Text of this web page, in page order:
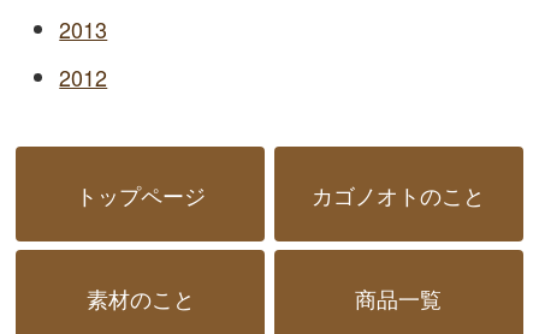
2013
2012
トップページ カゴノオトのこと
素材のこと 商品一覧